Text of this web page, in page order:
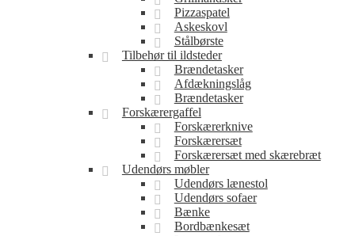
Pizzaspatel
Askeskovl
Stålbørste
Tilbehør til ildsteder
Brændetasker
Afdækningslåg
Brændetasker
Forskærergaffel
Forskærerknive
Forskærersæt
Forskærersæt med skærebræt
Udendørs møbler
Udendørs lænestol
Udendørs sofaer
Bænke
Bordbænkesæt